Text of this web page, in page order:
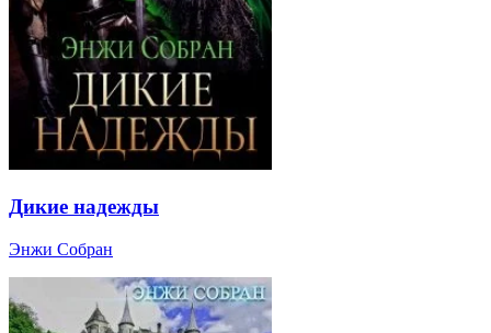
Дикие надежды
Энжи Собран